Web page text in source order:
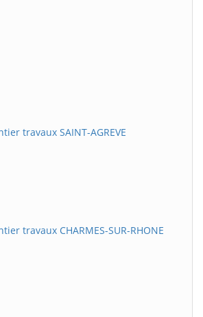
travaux SAINT-AGREVE
travaux CHARMES-SUR-RHONE